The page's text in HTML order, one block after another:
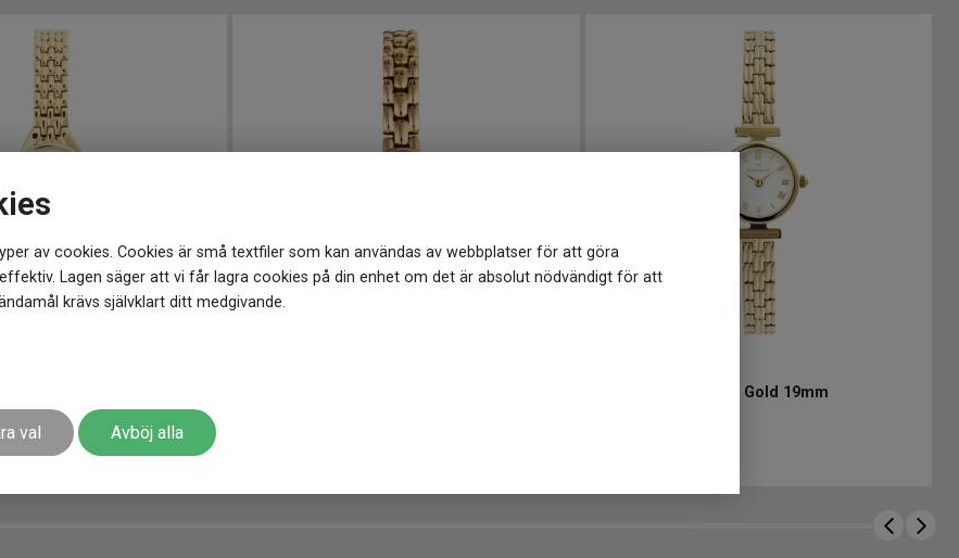
av cookies. Cookies är små textfiler som kan användas av webbplatser för att göra
Lagen säger att vi får lagra cookies på din enhet om det är absolut nödvändigt för att
krävs självklart ditt medgivande.
val Avböj alla
Mockberg Vintage Gold 19mm